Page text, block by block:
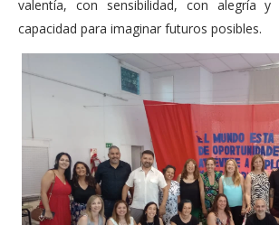
valentía, con sensibilidad, con alegría
capacidad para imaginar futuros posibles.